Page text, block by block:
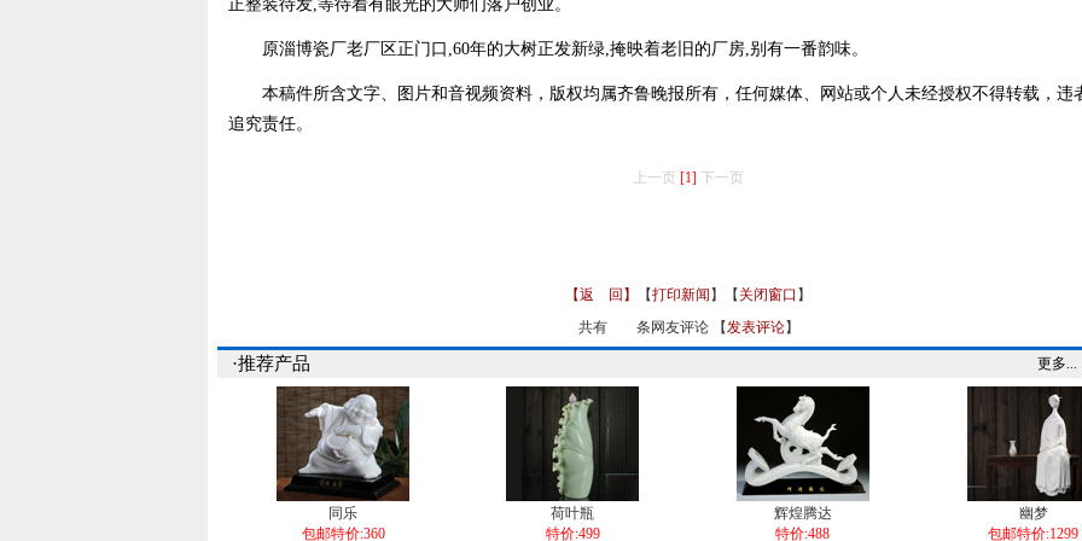
正整装待发,等待着有眼光的大师们落户创业。
原淄博瓷厂老厂区正门口,60年的大树正发新绿,掩映着老旧的厂房,别有一番韵味。
本稿件所含文字、图片和音视频资料，版权均属齐鲁晚报所有，任何媒体、网站或个人未经授权不得转载，违
追究责任。
上一页 [1] 下一页
【返 回】 【打印新闻 】【 关闭窗口 】
共有
条网友评论 【发表评论】
·推荐产品 更多...
同乐
包邮特价:360
荷叶瓶
特价:499
辉煌腾达
特价:488
幽梦
包邮特价:1299